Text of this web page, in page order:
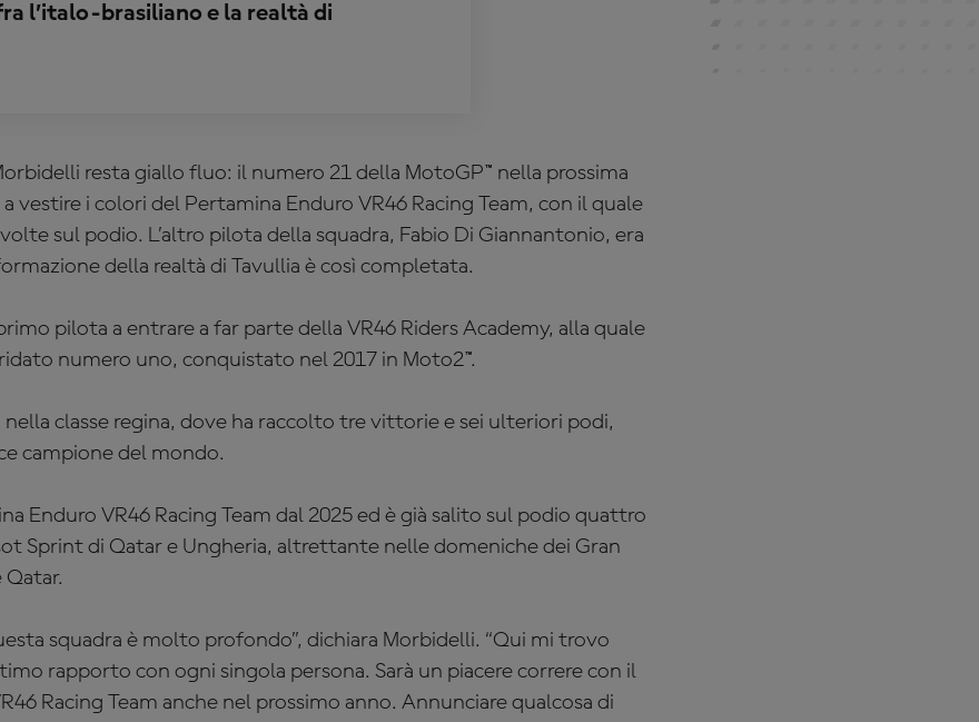
l’italo-brasiliano e la realtà di
resta giallo fluo: il numero 21 della MotoGP™ nella prossima
vestire i colori del Pertamina Enduro VR46 Racing Team, con il quale
sul podio. L’altro pilota della squadra, Fabio Di Giannantonio, era
della realtà di Tavullia è così completata.
pilota a entrare a far parte della VR46 Riders Academy, alla quale
numero uno, conquistato nel 2017 in Moto2™.
classe regina, dove ha raccolto tre vittorie e sei ulteriori podi,
campione del mondo.
Enduro VR46 Racing Team dal 2025 ed è già salito sul podio quattro
Sprint di Qatar e Ungheria, altrettante nelle domeniche dei Gran
Qatar.
squadra è molto profondo”, dichiara Morbidelli. “Qui mi trovo
rapporto con ogni singola persona. Sarà un piacere correre con il
Racing Team anche nel prossimo anno. Annunciare qualcosa di